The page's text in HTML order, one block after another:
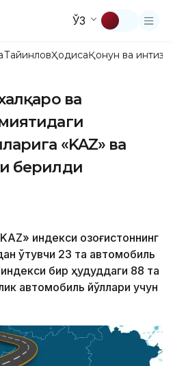
ЎЗ
ТайинловҲодисаҚонун ва
ва
«KAZ» ва
берилди
индекси Қозоғистоннинг
ўтувчи 23 та автомобиль
бир ҳудуддаги 88 та
автомобиль йўллари учун